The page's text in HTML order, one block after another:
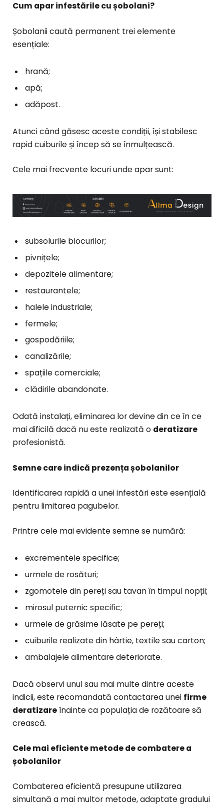
Cum apar infestările cu șobolani?
Șobolanii caută permanent trei elemente
esențiale:
hrană;
apă;
adăpost.
Atunci când găsesc aceste condiții, își stabilesc
rapid cuiburile și încep să se înmulțească.
Cele mai frecvente locuri unde apar sunt:
subsolurile blocurilor;
pivnițele;
depozitele alimentare;
restaurantele;
halele industriale;
fermele;
gospodăriile;
canalizările;
spațiile comerciale;
clădirile abandonate.
Odată instalați, eliminarea lor devine din ce în ce
mai dificilă dacă nu este realizată o deratizare
profesionistă.
Semne care indică prezența șobolanilor
Identificarea rapidă a unei infestări este esențială
pentru limitarea pagubelor.
Printre cele mai evidente semne se numără:
excrementele specifice;
urmele de rosături;
zgomotele din pereți sau tavan în timpul nopții;
mirosul puternic specific;
urmele de grăsime lăsate pe pereți;
cuiburile realizate din hârtie, textile sau carton;
ambalajele alimentare deteriorate.
Dacă observi unul sau mai multe dintre aceste
indicii, este recomandată contactarea unei firme
deratizareînainte ca populația de rozătoare să
crească.
Cele mai eficiente metode de combatere a
șobolanilor
Combaterea eficientă presupune utilizarea
simultană a mai multor metode, adaptate gradului